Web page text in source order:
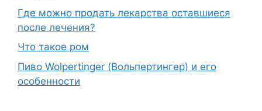
Где можно продать лекарства оставшиеся
после лечения?
Что такое ром
Пиво Wolpertinger (Вольпертингер) и его
особенности